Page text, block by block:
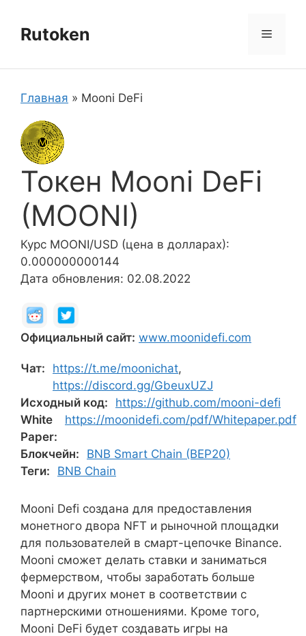
содержимому
Rutoken Меню
Главная » Mooni DeFi
Токен Mooni DeFi
(MOONI)
Курс MOONI/USD (цена в долларах):
0.000000000144
Дата обновления: 02.08.2022
Официальный сайт: www.moonidefi.com
Чат: https://t.me/moonichat,
https://discord.gg/GbeuxUZJ
Исходный код:
https://github.com/mooni-defi
White
Paper:
https://moonidefi.com/pdf/Whitepaper.pdf
Блокчейн:
BNB Smart Chain (BEP20)
Теги:
BNB Chain
Mooni Defi создана для предоставления
монетного двора NFT и рыночной площадки
для пользователей в смарт-цепочке Binance.
Mooni сможет делать ставки и заниматься
фермерством, чтобы заработать больше
Mooni и других монет в соответствии с
партнерскими отношениями. Кроме того,
Mooni DeFi будет создавать игры на